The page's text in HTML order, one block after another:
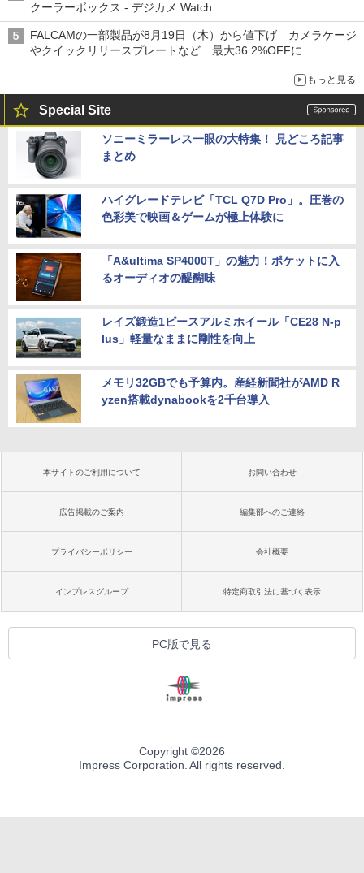
クーラーボックス - デジカメ Watch
FALCAMの一部製品が8月19日（木）から値下げ カメラケージ
やクイックリリースプレートなど 最大36.2%OFFに
もっと見る
Special Site
ソニーミラーレス一眼の大特集！ 見どころ記事
まとめ
ハイグレードテレビ「TCL Q7D Pro」。圧巻の
色彩美で映画＆ゲームが極上体験に
「A&ultima SP4000T」の魅力！ポケットに入
るオーディオの醍醐味
レイズ鍛造1ピースアルミホイール「CE28 N-p
lus」軽量なままに剛性を向上
メモリ32GBでも予算内。産経新聞社がAMD R
yzen搭載dynabookを2千台導入
本サイトのご利用について お問い合わせ
広告掲載のご案内 編集部へのご連絡
プライバシーポリシー 会社概要
インプレスグループ 特定商取引法に基づく表示
PC版で見る
Copyright ©2026
Impress Corporation. All rights reserved.